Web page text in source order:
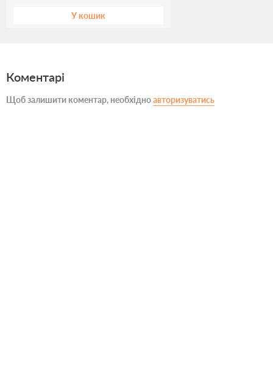
У кошик
Коментарі
Щоб залишити коментар, необхідноавторизуватись